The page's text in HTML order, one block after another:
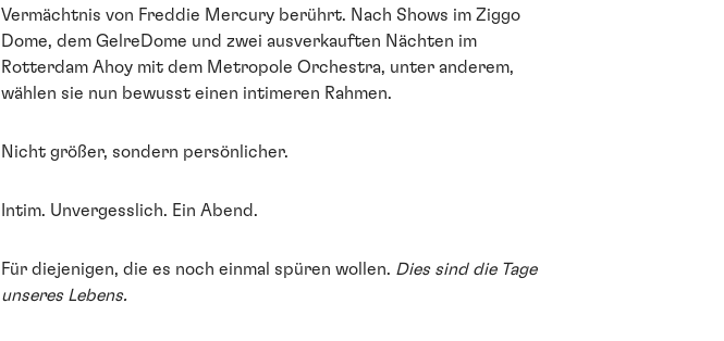
Vermächtnis von Freddie Mercury berührt. Nach Shows im Ziggo
Dome, dem GelreDome und zwei ausverkauften Nächten im
Rotterdam Ahoy mit dem Metropole Orchestra, unter anderem,
wählen sie nun bewusst einen intimeren Rahmen.
Nicht größer, sondern persönlicher.
Intim. Unvergesslich. Ein Abend.
Für diejenigen, die es noch einmal spüren wollen. Dies sind die Tage
unseres Lebens.